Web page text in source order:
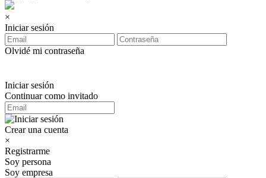
×
Iniciar sesión
Olvidé mi contraseña
Iniciar sesión
Continuar como invitado
Crear una cuenta
×
Registrarme
Soy persona
Soy empresa